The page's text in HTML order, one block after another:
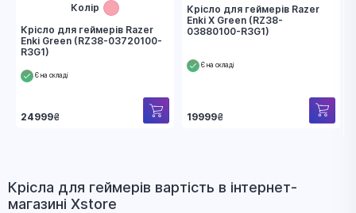
Колір
Крісло для геймерів Razer
Enki Green (RZ38-03720100-
R3G1)
Є на складі
24999₴
Крісло для геймерів Razer
Enki X Green (RZ38-
03880100-R3G1)
Є на складі
19999₴
Крісла для геймерів вapтіcть в інтернет-
магазині Xstore